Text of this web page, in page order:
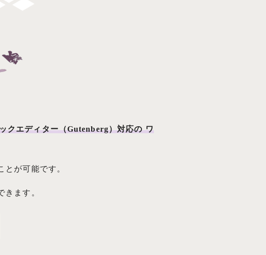
クエディター（Gutenberg）対応の ワ
が可能です。
ます。